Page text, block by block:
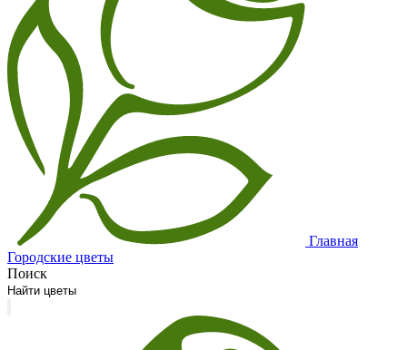
Главная
Городские цветы
Поиск